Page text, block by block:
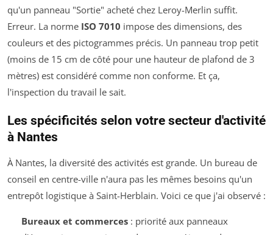
qu'un panneau "Sortie" acheté chez Leroy-Merlin suffit.
Erreur. La norme ISO 7010 impose des dimensions, des
couleurs et des pictogrammes précis. Un panneau trop petit
(moins de 15 cm de côté pour une hauteur de plafond de 3
mètres) est considéré comme non conforme. Et ça,
l'inspection du travail le sait.
Les spécificités selon votre secteur d'activité
à Nantes
À Nantes, la diversité des activités est grande. Un bureau de
conseil en centre-ville n'aura pas les mêmes besoins qu'un
entrepôt logistique à Saint-Herblain. Voici ce que j'ai observé :
Bureaux et commerces: priorité aux panneaux